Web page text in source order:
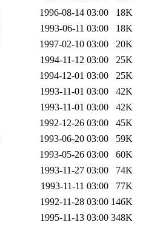
1996-08-14 03:00
18K
1993-06-11 03:00
18K
1997-02-10 03:00
20K
1994-11-12 03:00
25K
1994-12-01 03:00
25K
1993-11-01 03:00
42K
1993-11-01 03:00
42K
1992-12-26 03:00
45K
1993-06-20 03:00
59K
1993-05-26 03:00
60K
1993-11-27 03:00
74K
1993-11-11 03:00
77K
1992-11-28 03:00 146K
1995-11-13 03:00 348K